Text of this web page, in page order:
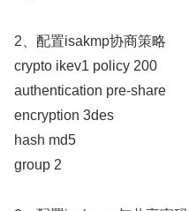
2、配置isakmp协商策略
crypto ikev1 policy 200
authentication pre-share
encryption 3des
hash md5
group 2